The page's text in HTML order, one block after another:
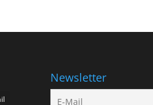
Newsletter